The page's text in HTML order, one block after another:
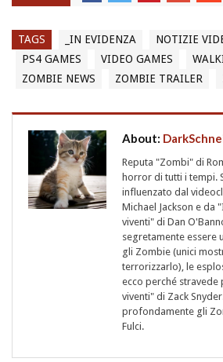
TAGS _IN EVIDENZA NOTIZIE
PS4 GAMES
VIDEO GAMES
ZOMBIE NEWS
ZOMBIE TRAILER
About:
Reputa "Zombi" di
horror di tutti i tempi.
influenzato dal
Michael Jackson e da
viventi" di Dan
segretamente essere
gli Zombie (unici
terrorizzarlo), le
ecco perché stravede
viventi" di Zack
profondamente gli
Fulci.